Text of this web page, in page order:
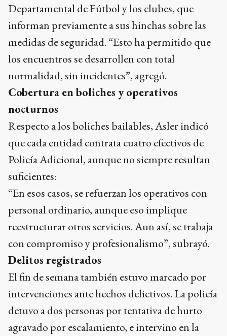
Departamental de Fútbol y los clubes, que
informan previamente a sus hinchas sobre las
medidas de seguridad. “Esto ha permitido que
los encuentros se desarrollen con total
normalidad, sin incidentes”, agregó.
Cobertura en boliches y operativos
nocturnos
Respecto a los boliches bailables, Asler indicó
que cada entidad contrata cuatro efectivos de
Policía Adicional, aunque no siempre resultan
suficientes:
“En esos casos, se refuerzan los operativos con
personal ordinario, aunque eso implique
reestructurar otros servicios. Aun así, se trabaja
con compromiso y profesionalismo”, subrayó.
Delitos registrados
El fin de semana también estuvo marcado por
intervenciones ante hechos delictivos. La policía
detuvo a dos personas por tentativa de hurto
agravado por escalamiento, e intervino en la